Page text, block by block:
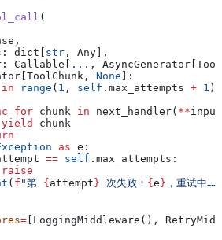
(
: dict[ str , Any],
: Callable[ ... ,
None ]:
in range ( 1 , self .max_attempts + 1 ):
for chunk in next_handler( **
chunk
as e:
== self .max_attempts:
( f "第 { attempt } 次失败： { e } ，重试中
= [LoggingMiddleware(),